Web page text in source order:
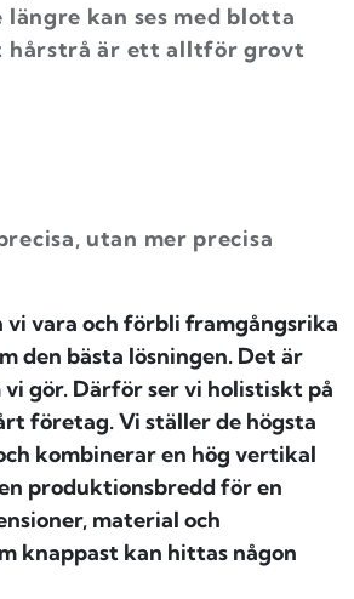
kan ses med blotta
hårstrå är ett alltför grovt
utan mer precisa
vi vara och förbli framgångsrika
den bästa lösningen. Det är
gör. Därför ser vi holistiskt på
företag. Vi ställer de högsta
kombinerar en hög vertikal
produktionsbredd för en
material och
knappast kan hittas någon